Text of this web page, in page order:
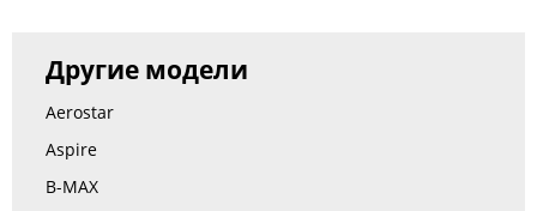
Другие модели
Aerostar
Aspire
B-MAX